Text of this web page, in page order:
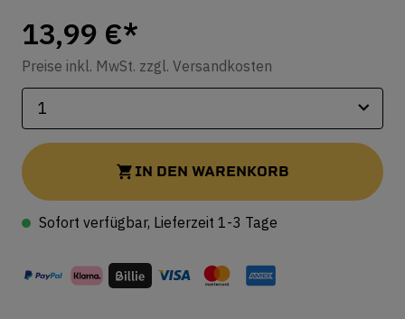
13,99 €*
Preise inkl. MwSt. zzgl. Versandkosten
IN DEN WARENKORB
Sofort verfügbar, Lieferzeit 1-3 Tage